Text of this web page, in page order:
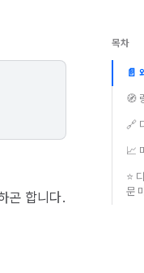
곤 합니다.
목차
📄
🧭
🔗
📈
⭐
문